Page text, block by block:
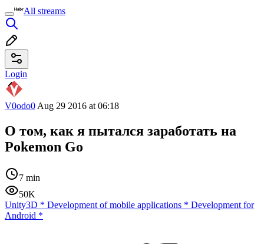
All streams
Login
V0odo0 Aug 29 2016 at 06:18
О том, как я пытался заработать на
Pokemon Go
7 min
50K
Unity3D * Development of mobile applications * Development for
Android *